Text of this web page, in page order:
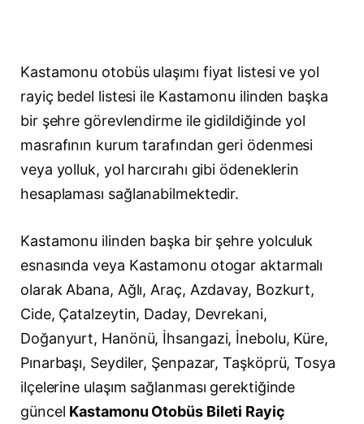
Kastamonu otobüs ulaşımı fiyat listesi ve yol
rayiç bedel listesi ile Kastamonu ilinden başka
bir şehre görevlendirme ile gidildiğinde yol
masrafının kurum tarafından geri ödenmesi
veya yolluk, yol harcırahı gibi ödeneklerin
hesaplaması sağlanabilmektedir.
Kastamonu ilinden başka bir şehre yolculuk
esnasında veya Kastamonu otogar aktarmalı
olarak Abana, Ağlı, Araç, Azdavay, Bozkurt,
Cide, Çatalzeytin, Daday, Devrekani,
Doğanyurt, Hanönü, İhsangazi, İnebolu, Küre,
Pınarbaşı, Seydiler, Şenpazar, Taşköprü, Tosya
ilçelerine ulaşım sağlanması gerektiğinde
güncel Kastamonu Otobüs Bileti Rayiç